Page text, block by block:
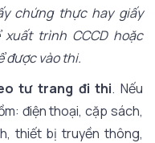
chứng thực hay giấy
trình CCCD hoặc
được vào thi.
tư trang đi thi. Nếu
điện thoại, cặp sách,
thiết bị truyền thông,